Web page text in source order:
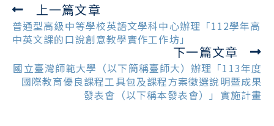
Read
more
articles
上一篇文章
普通型高級中等學校英語文學科中心辦理「112學年高
中英文課的口說創意教學實作工作坊」
下一篇文章
國立臺灣師範大學（以下簡稱臺師大）辦理「113年度
國際教育優良課程工具包及課程方案徵選說明暨成果
發表會（以下稱本發表會）」實施計畫